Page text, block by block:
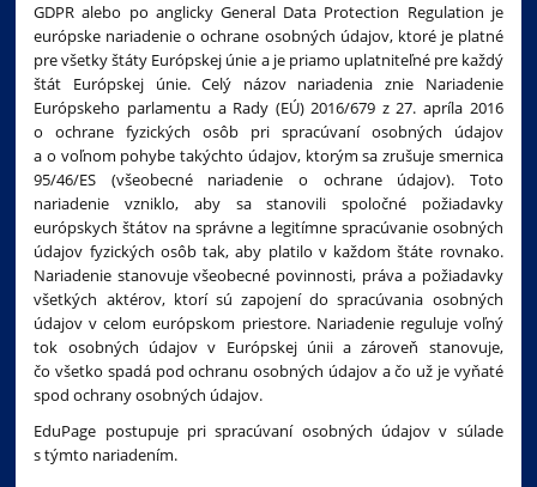
GDPR alebo po anglicky General Data Protection Regulation je
európske nariadenie o ochrane osobných údajov, ktoré je platné
pre všetky štáty Európskej únie a je priamo uplatniteľné pre každý
štát Európskej únie. Celý názov nariadenia znie Nariadenie
Európskeho parlamentu a Rady (EÚ) 2016/679 z 27. apríla 2016
o ochrane fyzických osôb pri spracúvaní osobných údajov
a o voľnom pohybe takýchto údajov, ktorým sa zrušuje smernica
95/46/ES (všeobecné nariadenie o ochrane údajov). Toto
nariadenie vzniklo, aby sa stanovili spoločné požiadavky
európskych štátov na správne a legitímne spracúvanie osobných
údajov fyzických osôb tak, aby platilo v každom štáte rovnako.
Nariadenie stanovuje všeobecné povinnosti, práva a požiadavky
všetkých aktérov, ktorí sú zapojení do spracúvania osobných
údajov v celom európskom priestore. Nariadenie reguluje voľný
tok osobných údajov v Európskej únii a zároveň stanovuje,
čo všetko spadá pod ochranu osobných údajov a čo už je vyňaté
spod ochrany osobných údajov.
EduPage postupuje pri spracúvaní osobných údajov v súlade
s týmto nariadením.